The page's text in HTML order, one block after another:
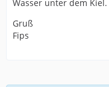
Wasser unter dem Kiel.
Gruß
Fips